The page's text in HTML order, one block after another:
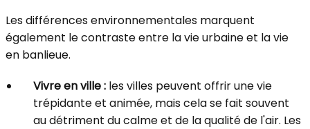
Les différences environnementales marquent
également le contraste entre la vie urbaine et la vie
en banlieue.
Vivre en ville : les villes peuvent offrir une vie
trépidante et animée, mais cela se fait souvent
au détriment du calme et de la qualité de l'air. Les